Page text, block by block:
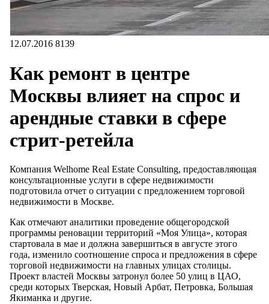
12.07.2016 8139
Как ремонт в центре
Москвы влияет на спрос и
арендные ставки в сфере
стрит-ретейла
Компания Welhome Real Estate Consulting, предоставляющая
консультационные услуги в сфере недвижимости
подготовила отчет о ситуации с предложением торговой
недвижимости в Москве.
Как отмечают аналитики проведение общегородской
программы реновации территорий «Моя Улица», которая
стартовала в мае и должна завершиться в августе этого
года, изменило соотношение спроса и предложения в сфере
торговой недвижимости на главных улицах столицы.
Проект властей Москвы затронул более 50 улиц в ЦАО,
среди которых Тверская, Новый Арбат, Петровка, Большая
Якиманка и другие.